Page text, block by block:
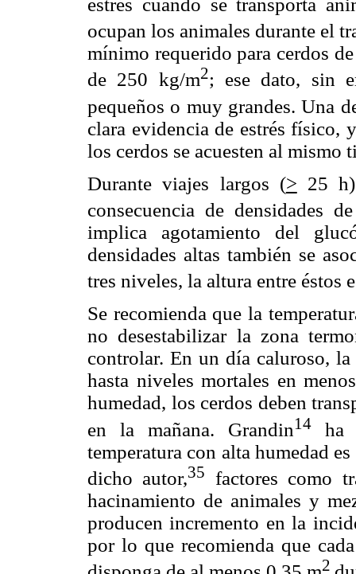
estrés cuando se transporta
ocupan los animales durante el
mínimo requerido para cerdos
de 250 kg/m2; ese dato, sin
pequeños o muy grandes. Una
clara evidencia de estrés físico,
los cerdos se acuesten al mismo
Durante viajes largos (> 25
consecuencia de densidades
implica agotamiento del
densidades altas también se
tres niveles, la altura entre éstos
Se recomienda que la
no desestabilizar la zona
controlar. En un día caluroso, la
hasta niveles mortales en
humedad, los cerdos deben
en la mañana. Grandin14
ha
temperatura con alta humedad
dicho autor,35
factores como
hacinamiento de animales y
producen incremento en la
por lo que recomienda que
2